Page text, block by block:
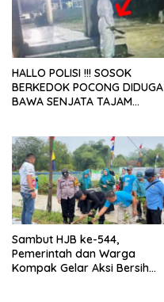
HALLO POLISI !!! SOSOK
BERKEDOK POCONG DIDUGA
BAWA SENJATA TAJAM
LEBONG
Sambut HJB ke-544,
Pemerintah dan Warga
Kompak Gelar Aksi Bersih